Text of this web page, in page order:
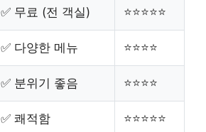
✅ 무료 (전 객실) ⭐⭐⭐⭐⭐
✅ 다양한 메뉴 ⭐⭐⭐⭐
✅ 분위기 좋음 ⭐⭐⭐⭐
✅ 쾌적함 ⭐⭐⭐⭐⭐